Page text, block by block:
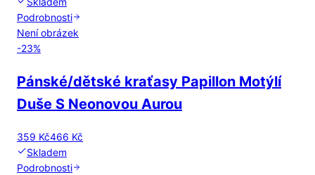
Podrobnosti
Není obrázek
-23%
Pánské/dětské kraťasy Papillon Motýlí
Duše S Neonovou Aurou
359 Kč466 Kč
Skladem
Podrobnosti